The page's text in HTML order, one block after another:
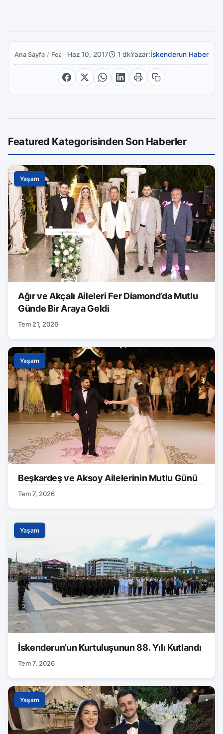
Ana Sayfa / FeaturedHaz 10, 2017 1 dkYazar:İskenderun Haber
Featured Kategorisinden Son Haberler
Yaşam
Ağır ve Akçalı Aileleri Fer Diamond’da Mutlu
Günde Bir Araya Geldi
Tem 21, 2026
Yaşam
Beşkardeş ve Aksoy Ailelerinin Mutlu Günü
Tem 7, 2026
Yaşam
İskenderun’un Kurtuluşunun 88. Yılı Kutlandı
Tem 7, 2026
Yaşam